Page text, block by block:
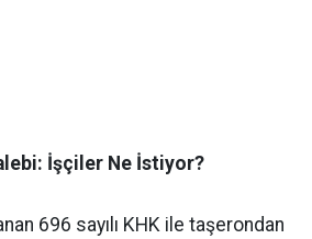
İşçiler Ne İstiyor?
696 sayılı KHK ile taşerondan